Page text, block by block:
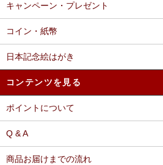
キャンペーン・プレゼント
コイン・紙幣
日本記念絵はがき
コンテンツを見る
ポイントについて
Q & A
商品お届けまでの流れ